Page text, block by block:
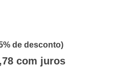
de desconto)
com juros